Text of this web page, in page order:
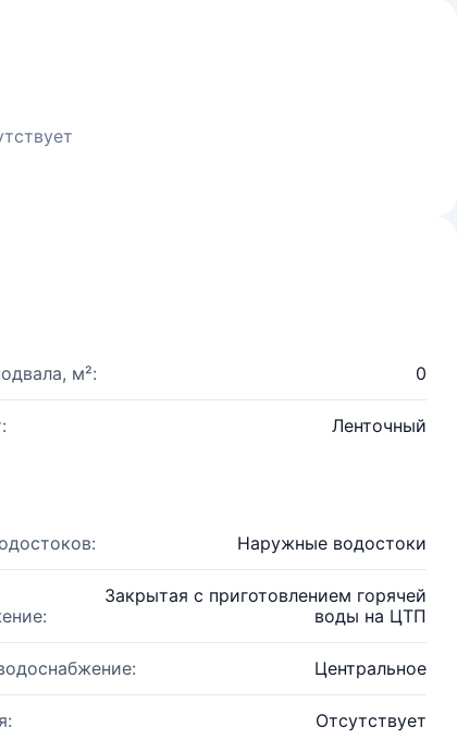
м²: 0
Ленточный
Наружные водостоки
Закрытая с приготовлением горячей
воды на ЦТП
Центральное
Отсутствует